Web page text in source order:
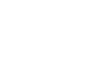
…と思っていた女性
され
ないかといことで